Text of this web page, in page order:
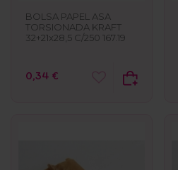
BOLSA PAPEL ASA
TORSIONADA KRAFT
32+21x28,5 C/250 167.19
0,34 €